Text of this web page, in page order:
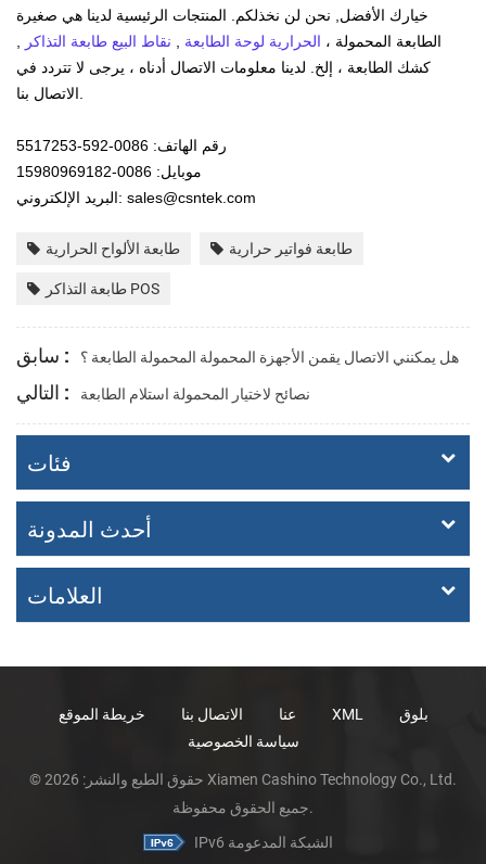
خيارك الأفضل, نحن لن نخذلكم. المنتجات الرئيسية لدينا هي صغيرة
الطابعة المحمولة ، الحرارية لوحة الطابعة نقاط البيع طابعة التذاكر
كشك الطابعة ، إلخ. لدينا معلومات الاتصال أدناه ، يرجى لا تتردد في
رقم الهاتف: 0086-592-5517253
موبايل: 0086-15980969182
البريد الإلكتروني: sales@csntek.com
طابعة الألواح الحرارية طابعة فواتير حرارية
طابعة التذاكر POS
سابق : هل يمكنني الاتصال يقمن الأجهزة المحمولة المحمولة الطابعة ؟
التالي : نصائح لاختيار المحمولة استلام الطابعة
فئات
أحدث المدونة
العلامات
عنا الاتصال بنا خريطة الموقع XML
بلوق
سياسة الخصوصية
© حقوق الطبع والنشر: 2026 Xiamen Cashino Technology Co., Ltd.
جميع الحقوق محفوظة.
IPv6 الشبكة المدعومة